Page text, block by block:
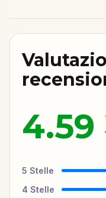
4.59
5 Stelle
4 Stelle